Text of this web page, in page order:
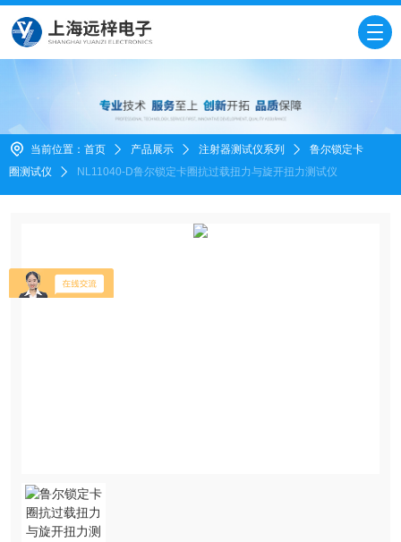
当前位置： 首页 产品展示 注射器测试仪系列
鲁尔锁定卡
圈测试仪
NL11040-D鲁尔锁定卡圈抗过载扭力与旋开扭力测试仪